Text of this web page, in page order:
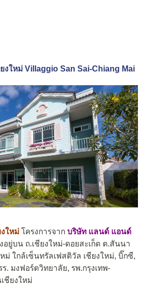
งใหม่ Villaggio San Sai-Chiang Mai
ใหม่ โครงการจาก บริษัท แลนด์ แอนด์
อยู่บน ถ.เชียงใหม่-ดอยสะเก็ด ต.สันนา
ม่ ใกล้เซ็นทรัลเฟสติวัล เชียงใหม่, บิ๊กซี,
. มงฟอร์ตวิทยาลัย, รพ.กรุงเทพ-
ชียงใหม่